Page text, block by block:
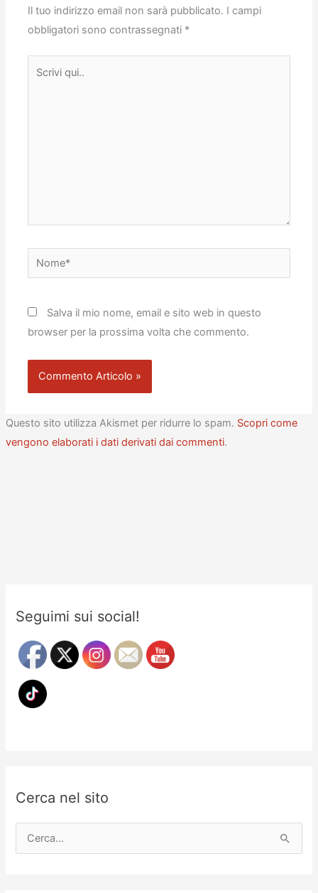
Il tuo indirizzo email non sarà pubblicato. I campi
obbligatori sono contrassegnati *
Nome*
Salva il mio nome, email e sito web in questo
browser per la prossima volta che commento.
Questo sito utilizza Akismet per ridurre lo spam. Scopri come
vengono elaborati i dati derivati dai commenti.
Seguimi sui social!
Cerca nel sito
e